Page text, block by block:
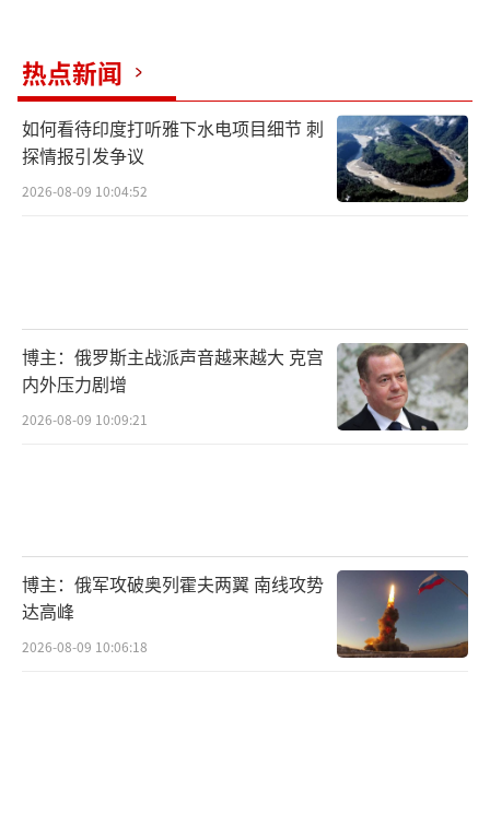
热点新闻
如何看待印度打听雅下水电项目细节 刺
探情报引发争议
2026-08-09 10:04:52
博主：俄罗斯主战派声音越来越大 克宫
内外压力剧增
2026-08-09 10:09:21
博主：俄军攻破奥列霍夫两翼 南线攻势
达高峰
2026-08-09 10:06:18